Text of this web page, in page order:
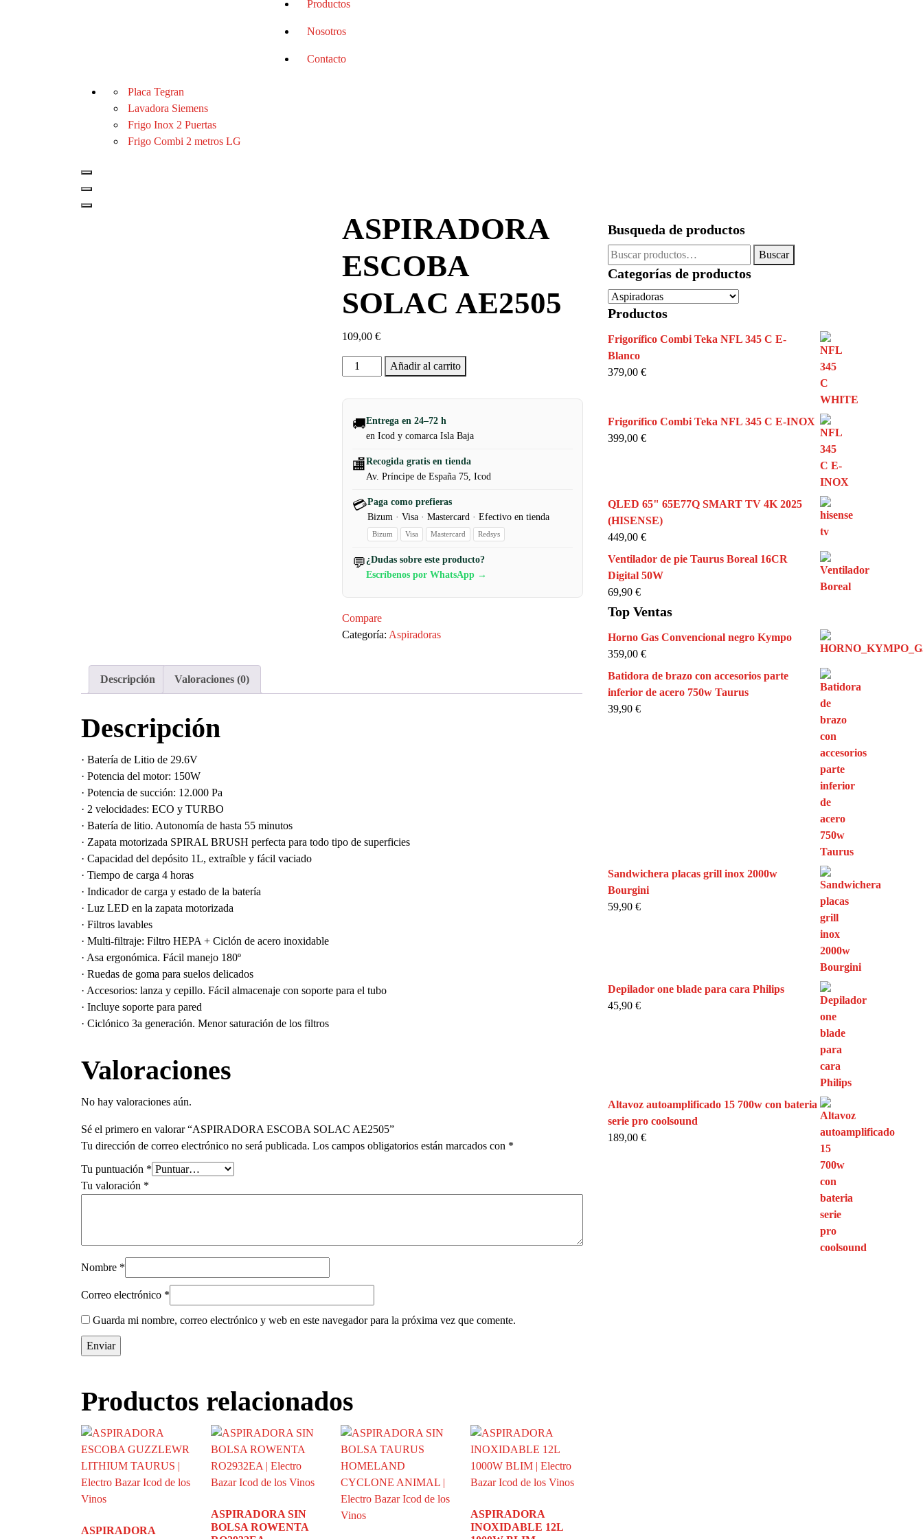
Productos
Nosotros
Contacto
Placa Tegran
Lavadora Siemens
Frigo Inox 2 Puertas
Frigo Combi 2 metros LG
ASPIRADORA
ESCOBA
SOLAC AE2505
109,00 €
ASPIRADORA
ESCOBA
SOLAC
cantidad
Añadir al carrito
🚚Entrega en 24–72 h
en Icod y comarca Isla Baja
🏬Recogida gratis en tienda
Av. Príncipe de España 75, Icod
💳Paga como prefieras
Bizum · Visa · Mastercard · Efectivo en tienda
Bizum Visa Mastercard Redsys
💬 ¿Dudas sobre este producto?
Escríbenos por WhatsApp →
Compare
Categoría: Aspiradoras
Descripción Valoraciones (0)
Descripción
· Batería de Litio de 29.6V
· Potencia del motor: 150W
· Potencia de succión: 12.000 Pa
· 2 velocidades: ECO y TURBO
· Batería de litio. Autonomía de hasta 55 minutos
· Zapata motorizada SPIRAL BRUSH perfecta para todo tipo de superficies
· Capacidad del depósito 1L, extraíble y fácil vaciado
· Tiempo de carga 4 horas
· Indicador de carga y estado de la batería
· Luz LED en la zapata motorizada
· Filtros lavables
· Multi-filtraje: Filtro HEPA + Ciclón de acero inoxidable
· Asa ergonómica. Fácil manejo 180º
· Ruedas de goma para suelos delicados
· Accesorios: lanza y cepillo. Fácil almacenaje con soporte para el tubo
· Incluye soporte para pared
· Ciclónico 3a generación. Menor saturación de los filtros
Valoraciones
No hay valoraciones aún.
Sé el primero en valorar “ASPIRADORA ESCOBA SOLAC AE2505”
Tu dirección de correo electrónico no será publicada. Los campos obligatorios están marcados con *
Tu puntuación *
Tu valoración *
Nombre *
Correo electrónico *
Guarda mi nombre, correo electrónico y web en este navegador para la próxima vez que comente.
Productos relacionados
ASPIRADORA
ASPIRADORA SIN
BOLSA ROWENTA
ASPIRADORA
INOXIDABLE 12L
Busqueda de productos
Buscar
por:
Buscar
Categorías de productos
Productos
Frigorífico Combi Teka NFL 345 C E-
Blanco
379,00 €
Frigorífico Combi Teka NFL 345 C E-INOX
399,00 €
QLED 65" 65E77Q SMART TV 4K 2025
(HISENSE)
449,00 €
Ventilador de pie Taurus Boreal 16CR
Digital 50W
69,90 €
Top Ventas
Horno Gas Convencional negro Kympo
359,00 €
Batidora de brazo con accesorios parte
inferior de acero 750w Taurus
39,90 €
Sandwichera placas grill inox 2000w
Bourgini
59,90 €
Depilador one blade para cara Philips
45,90 €
Altavoz autoamplificado 15 700w con bateria
serie pro coolsound
189,00 €